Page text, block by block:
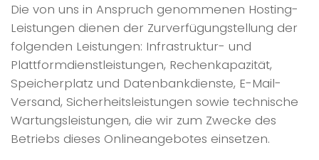
Die von uns in Anspruch genommenen Hosting-
Leistungen dienen der Zurverfügungstellung der
folgenden Leistungen: Infrastruktur- und
Plattformdienstleistungen, Rechenkapazität,
Speicherplatz und Datenbankdienste, E-Mail-
Versand, Sicherheitsleistungen sowie technische
Wartungsleistungen, die wir zum Zwecke des
Betriebs dieses Onlineangebotes einsetzen.